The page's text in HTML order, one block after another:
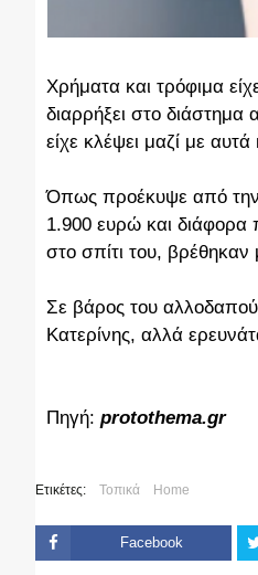
Χρήματα και τρόφιμα
διαρρήξει στο
είχε κλέψει μαζί με
Όπως προέκυψε από την
1.900 ευρώ και διάφορα
στο σπίτι του,
Σε βάρος του
Κατερίνης, αλλά
Πηγή: protothema.gr
Ετικέτες: Τοπικά Home
Facebook